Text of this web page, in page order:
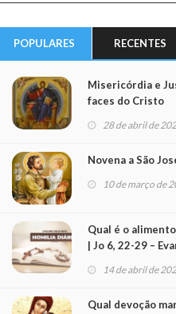
POPULARES RECENTES
Misericórdia e
faces do Cristo
28 de abril de
Novena a São
10 de março de
Qual é o
| Jo 6, 22-29 –
14 de abril de
Qual devoção